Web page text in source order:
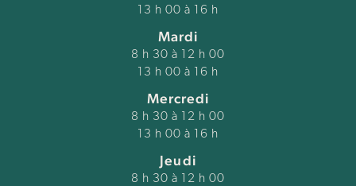
13 h 00 à 16 h
Mardi
8 h 30 à 12 h 00
13 h 00 à 16 h
Mercredi
8 h 30 à 12 h 00
13 h 00 à 16 h
Jeudi
8 h 30 à 12 h 00